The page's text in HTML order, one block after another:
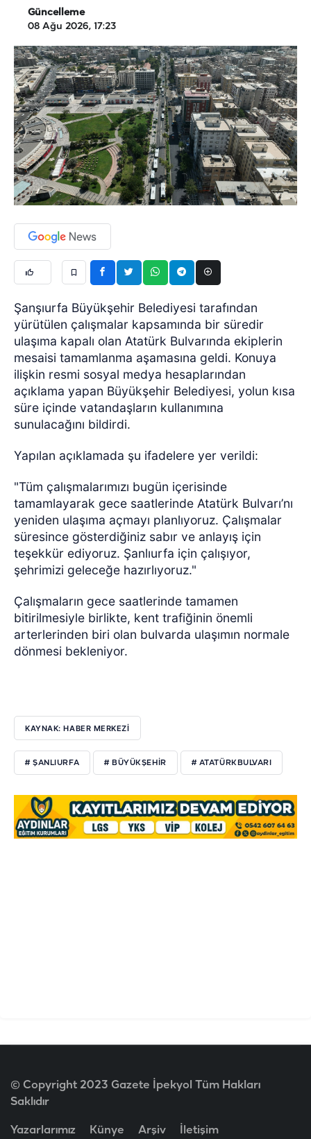
Güncelleme
08 Ağu 2026, 17:23
Şanşıurfa Büyükşehir Belediyesi tarafından
yürütülen çalışmalar kapsamında bir süredir
ulaşıma kapalı olan Atatürk Bulvarında ekiplerin
mesaisi tamamlanma aşamasına geldi. Konuya
ilişkin resmi sosyal medya hesaplarından
açıklama yapan Büyükşehir Belediyesi, yolun kısa
süre içinde vatandaşların kullanımına
sunulacağını bildirdi.
Yapılan açıklamada şu ifadelere yer verildi:
"Tüm çalışmalarımızı bugün içerisinde
tamamlayarak gece saatlerinde Atatürk Bulvarı’nı
yeniden ulaşıma açmayı planlıyoruz. Çalışmalar
süresince gösterdiğiniz sabır ve anlayış için
teşekkür ediyoruz. Şanlıurfa için çalışıyor,
şehrimizi geleceğe hazırlıyoruz."
Çalışmaların gece saatlerinde tamamen
bitirilmesiyle birlikte, kent trafiğinin önemli
arterlerinden biri olan bulvarda ulaşımın normale
dönmesi bekleniyor.
KAYNAK: HABER MERKEZİ
# ŞANLIURFA # BÜYÜKŞEHIR # ATATÜRKBULVARI
© Copyright 2023 Gazete İpekyol Tüm Hakları
Saklıdır
Yazarlarımız Künye Arşiv İletişim